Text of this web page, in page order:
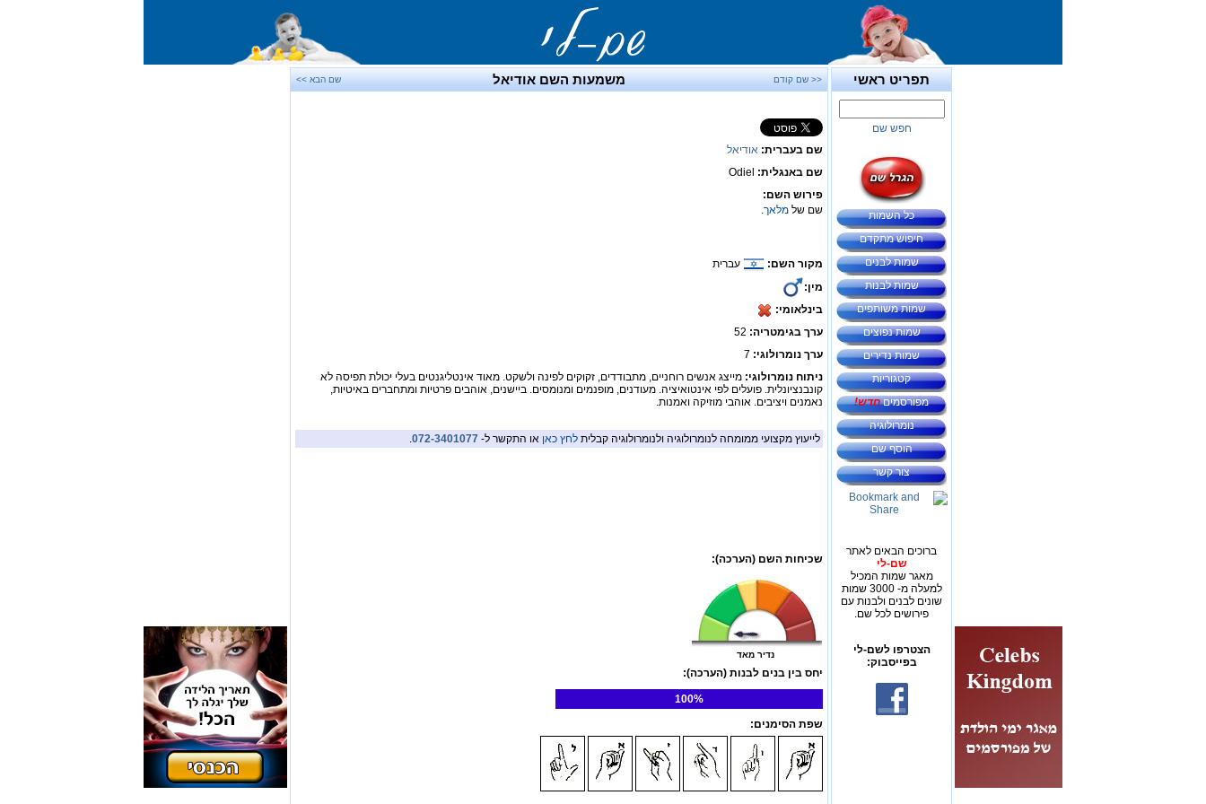
תפריט ראשי
חפש שם
כל השמות
חיפוש מתקדם
שמות לבנים
שמות לבנות
שמות משותפים
שמות נפוצים
שמות נדירים
קטגוריות
מפורסמיםחדש!
נומרולוגיה
הוסף שם
צור קשר
ברוכים הבאים לאתר
שם-לי
מאגר שמות המכיל
למעלה מ- 3000 שמות
שונים לבנים ולבנות עם
פירושים לכל שם.
הצטרפו לשם-לי
בפייסבוק:
<< שם קודם משמעות השם אודיאל שם הבא >>
שם בעברית: אודיאל
שם באנגלית: Odiel
פירוש השם:
שם של מלאך.
מקור השם:
עברית
מין:
בינלאומי:
ערך בגימטריה:
ערך נומרולוגי: 7
ניתוח נומרולוגי: מייצג אנשים רוחניים, מתבודדים, זקוקים לפינה ולשקט. מאוד אינטליגנטים בעלי יכולת תפיסה לא
קונבנציונלית. פועלים לפי אינטואיציה. מעודנים, מופנמים ומנומסים. ביישנים, אוהבים פרטיות ומתחברים באיטיות,
נאמנים ויציבים. אוהבי מוזיקה ואמנות.
לייעוץ מקצועי ממומחה לנומרולוגיה ולנומרולוגיה קבלית לחץ כאן או התקשר ל- 072-3401077
.
שכיחות השם (הערכה):
נדיר מאד
יחס בין בנים לבנות (הערכה):
100%
שפת הסימנים: